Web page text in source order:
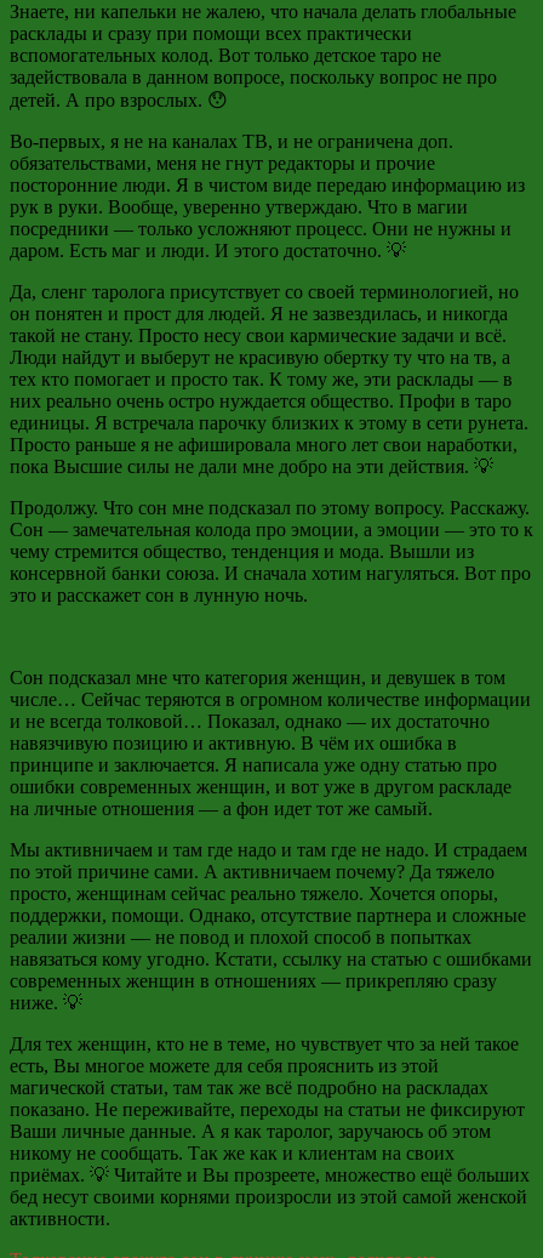
Знаете, ни капельки не жалею, что начала делать глобальные
расклады и сразу при помощи всех практически
вспомогательных колод. Вот только детское таро не
задействовала в данном вопросе, поскольку вопрос не про
детей. А про взрослых. 😯
Во-первых, я не на каналах ТВ, и не ограничена доп.
обязательствами, меня не гнут редакторы и прочие
посторонние люди. Я в чистом виде передаю информацию из
рук в руки. Вообще, уверенно утверждаю. Что в магии
посредники — только усложняют процесс. Они не нужны и
даром. Есть маг и люди. И этого достаточно. 💡
Да, сленг таролога присутствует со своей терминологией, но
он понятен и прост для людей. Я не зазвездилась, и никогда
такой не стану. Просто несу свои кармические задачи и всё.
Люди найдут и выберут не красивую обертку ту что на тв, а
тех кто помогает и просто так. К тому же, эти расклады — в
них реально очень остро нуждается общество. Профи в таро
единицы. Я встречала парочку близких к этому в сети рунета.
Просто раньше я не афишировала много лет свои наработки,
пока Высшие силы не дали мне добро на эти действия. 💡
Продолжу. Что сон мне подсказал по этому вопросу. Расскажу.
Сон — замечательная колода про эмоции, а эмоции — это то к
чему стремится общество, тенденция и мода. Вышли из
консервной банки союза. И сначала хотим нагуляться. Вот про
это и расскажет сон в лунную ночь.
Сон подсказал мне что категория женщин, и девушек в том
числе… Сейчас теряются в огромном количестве информации
и не всегда толковой… Показал, однако — их достаточно
навязчивую позицию и активную. В чём их ошибка в
принципе и заключается. Я написала уже одну статью про
ошибки современных женщин, и вот уже в другом раскладе
на личные отношения — а фон идет тот же самый.
Мы активничаем и там где надо и там где не надо. И страдаем
по этой причине сами. А активничаем почему? Да тяжело
просто, женщинам сейчас реально тяжело. Хочется опоры,
поддержки, помощи. Однако, отсутствие партнера и сложные
реалии жизни — не повод и плохой способ в попытках
навязаться кому угодно. Кстати, ссылку на статью с ошибками
современных женщин в отношениях — прикрепляю сразу
ниже. 💡
Для тех женщин, кто не в теме, но чувствует что за ней такое
есть, Вы многое можете для себя прояснить из этой
магической статьи, там так же всё подробно на раскладах
показано. Не переживайте, переходы на статьи не фиксируют
Ваши личные данные. А я как таролог, заручаюсь об этом
никому не сообщать. Так же как и клиентам на своих
приёмах. 💡 Читайте и Вы прозреете, множество ещё больших
бед несут своими корнями произросли из этой самой женской
активности.